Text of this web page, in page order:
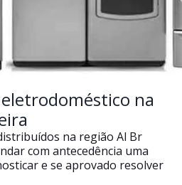
na
na região Al Br
com antecedência uma
e se aprovado resolver